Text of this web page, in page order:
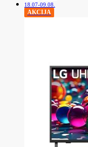
18.07-09.08.
AKCIJA